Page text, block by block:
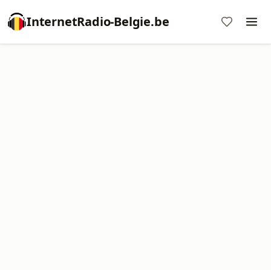
InternetRadio-Belgie.be